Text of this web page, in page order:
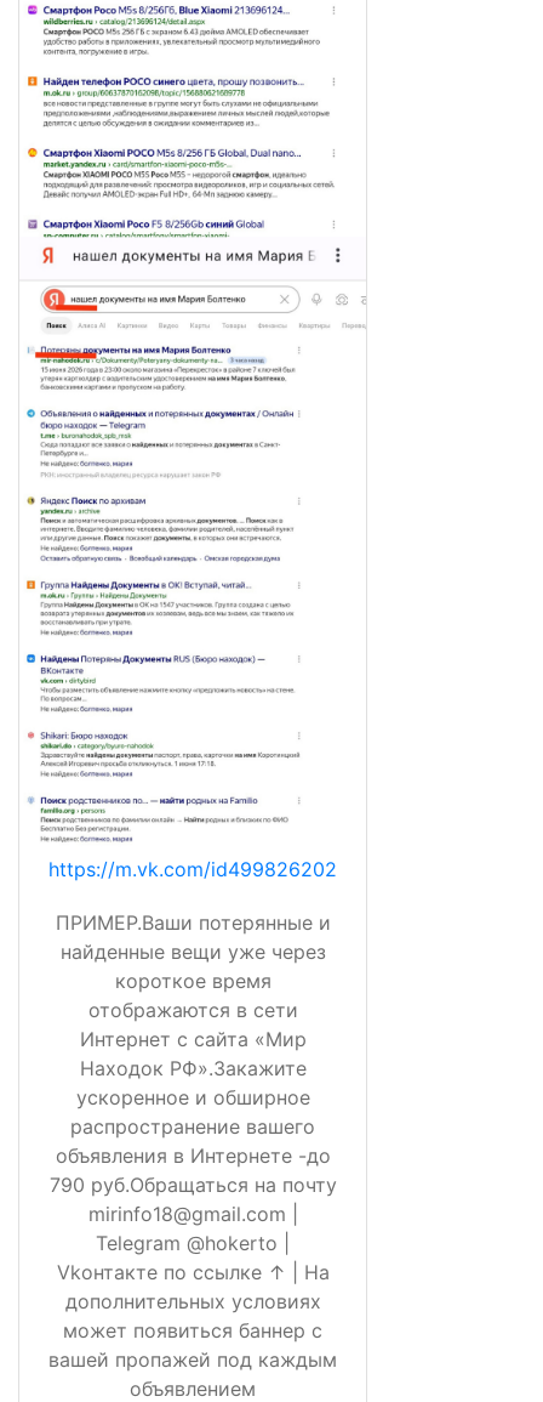
https://m.vk.com/id499826202
ПРИМЕР.Ваши потерянные и
найденные вещи уже через
короткое время
отображаются в сети
Интернет с сайта «Мир
Находок РФ».Закажите
ускоренное и обширное
распространение вашего
объявления в Интернете -до
790 руб.Обращаться на почту
mirinfo18@gmail.com |
Telegram @hokerto |
Vkонтакте по ссылке ↑ | На
дополнительных условиях
может появиться баннер с
вашей пропажей под каждым
объявлением